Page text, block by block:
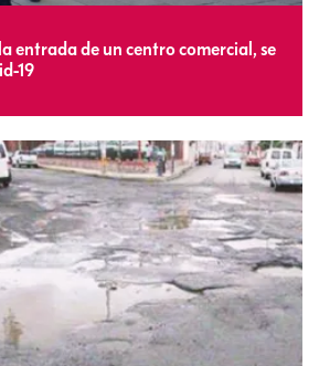
entrada de un centro comercial, se
19